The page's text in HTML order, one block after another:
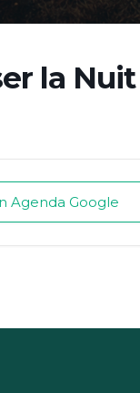
la
Agenda Google